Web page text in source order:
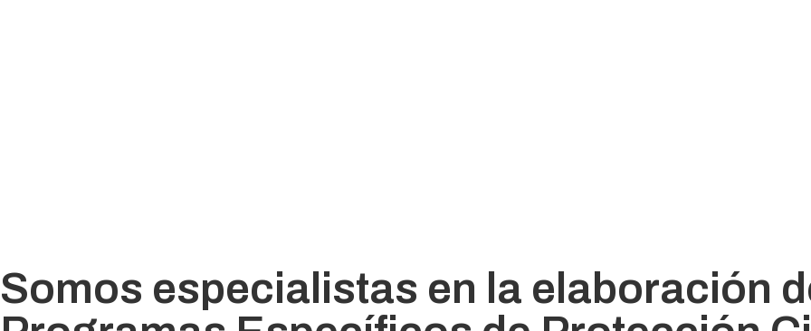
Somos especialistas en la elaboración